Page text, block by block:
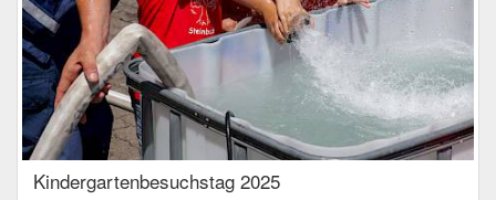
Kindergartenbesuchstag 2025